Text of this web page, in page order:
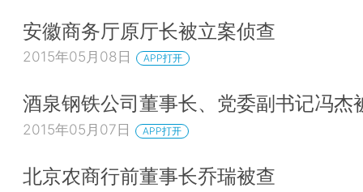
安徽商务厅原厅长被立案侦查
2015年05月08日 APP打开
酒泉钢铁公司董事长、党委副书记冯杰
2015年05月07日 APP打开
北京农商行前董事长乔瑞被查